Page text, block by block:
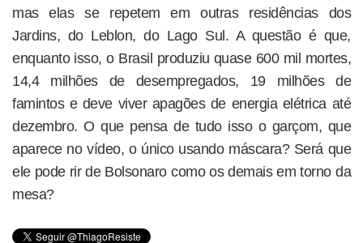
mas elas se repetem em outras residências dos
Jardins, do Leblon, do Lago Sul. A questão é que,
enquanto isso, o Brasil produziu quase 600 mil mortes,
14,4 milhões de desempregados, 19 milhões de
famintos e deve viver apagões de energia elétrica até
dezembro. O que pensa de tudo isso o garçom, que
aparece no vídeo, o único usando máscara? Será que
ele pode rir de Bolsonaro como os demais em torno da
mesa?